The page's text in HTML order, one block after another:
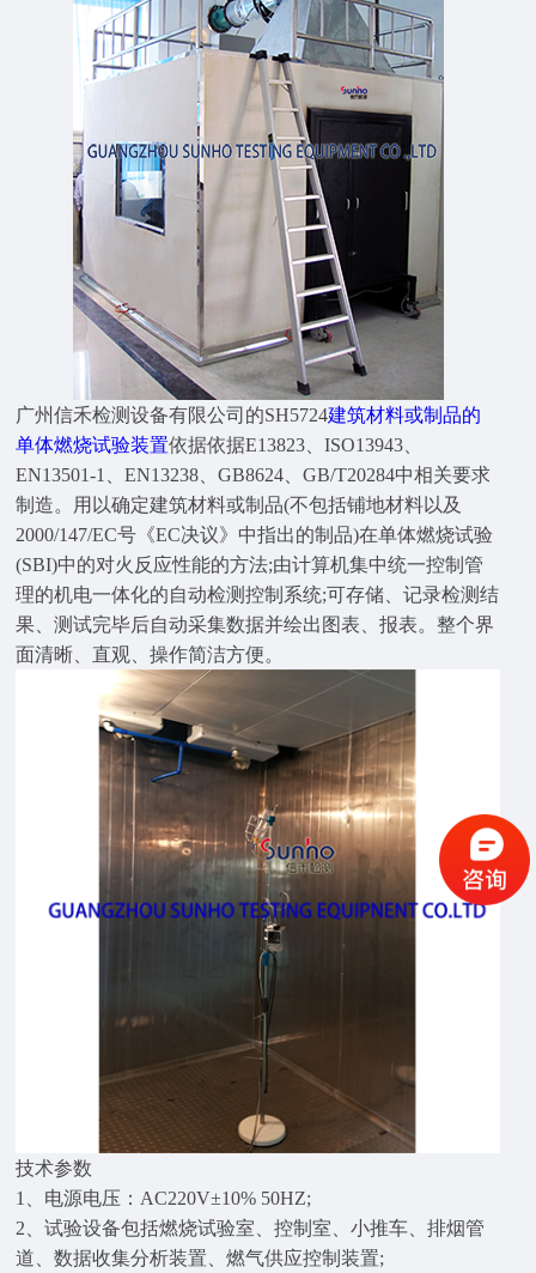
广州信禾检测设备有限公司的SH5724建筑材料或制品的
单体燃烧试验装置依据依据E13823、ISO13943、
EN13501-1、EN13238、GB8624、GB/T20284中相关要求
制造。用以确定建筑材料或制品(不包括铺地材料以及
2000/147/EC号《EC决议》中指出的制品)在单体燃烧试验
(SBI)中的对火反应性能的方法;由计算机集中统一控制管
理的机电一体化的自动检测控制系统;可存储、记录检测结
果、测试完毕后自动采集数据并绘出图表、报表。整个界
面清晰、直观、操作简洁方便。
技术参数
1、电源电压：AC220V±10% 50HZ;
2、试验设备包括燃烧试验室、控制室、小推车、排烟管
道、数据收集分析装置、燃气供应控制装置;